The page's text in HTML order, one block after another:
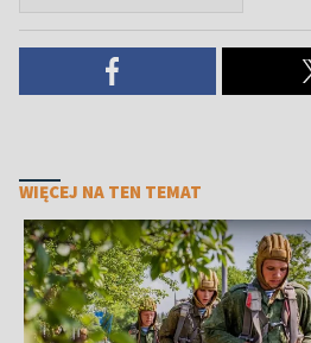
WIĘCEJ NA TEN TEMAT